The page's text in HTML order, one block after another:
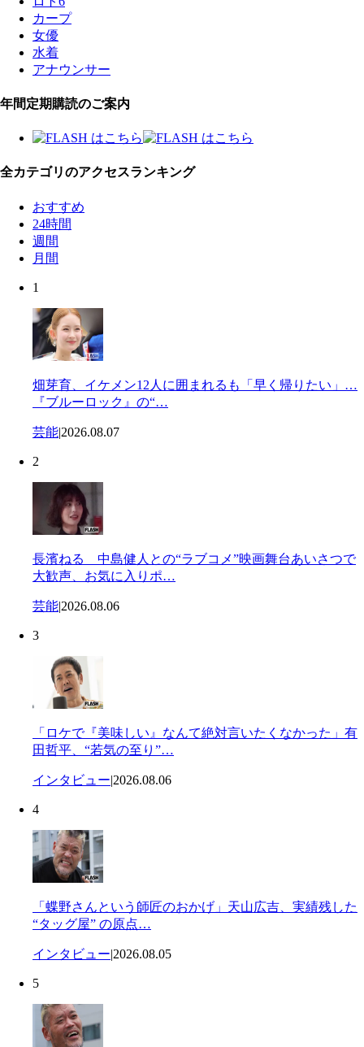
カープ
女優
水着
アナウンサー
年間定期購読のご案内
全カテゴリのアクセスランキング
おすすめ
24時間
週間
月間
1
畑芽育、イケメン12人に囲まれるも「早く帰りたい」…
『ブルーロック』の“…
芸能|2026.08.07
2
長濱ねる 中島健人との“ラブコメ”映画舞台あいさつで
大歓声、お気に入りポ…
芸能|2026.08.06
3
「ロケで『美味しい』なんて絶対言いたくなかった」有
田哲平、“若気の至り”…
インタビュー|2026.08.06
4
「蝶野さんという師匠のおかげ」天山広吉、実績残した
“タッグ屋” の原点…
インタビュー|2026.08.05
5